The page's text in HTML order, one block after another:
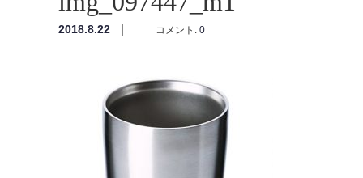
2018.8.22 コメント: 0